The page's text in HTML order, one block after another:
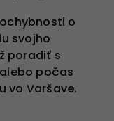
o
svojho
poradiť s
počas
vo Varšave.